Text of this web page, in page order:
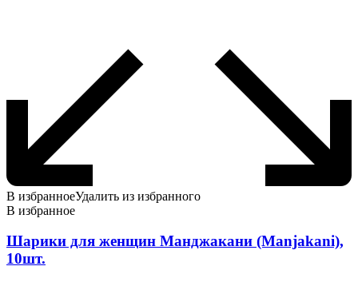
В избранноеУдалить из избранного
В избранное
Шарики для женщин Манджакани (Manjakani),
10шт.